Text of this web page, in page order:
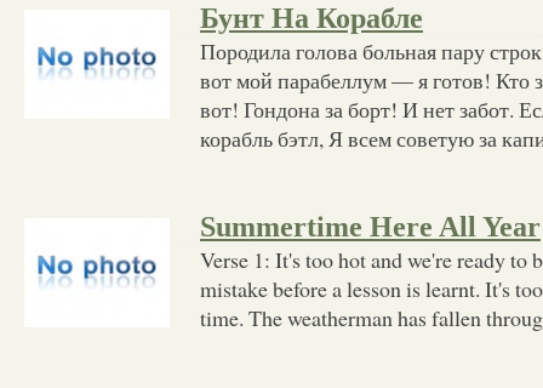
Бунт На Корабле
Породила голова больная пару
вот мой парабеллум — я готов! Кто
вот! Гондона за борт! И нет забот.
корабль бэтл, Я всем советую за
Summertime Here All Year
Verse 1: It's too hot and we're ready to
mistake before a lesson is learnt. It's
time. The weatherman has fallen